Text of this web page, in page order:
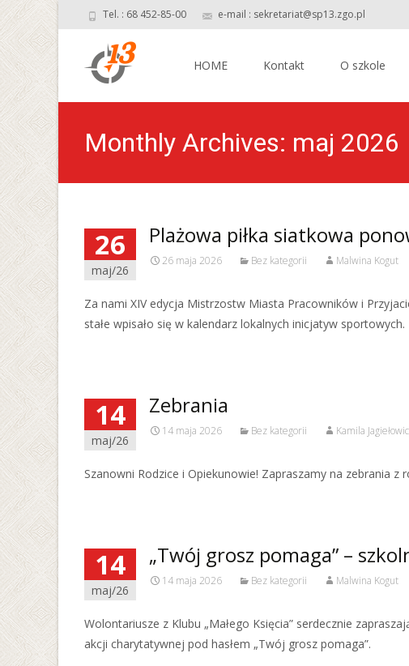
Tel. : 68 452-85-00 e-mail : sekretariat@sp13.zgo.pl
HOME Kontakt O szkole
Monthly Archives: maj 2026
26
maj/26
Plażowa piłka siatkowa
26 maja 2026 Bez kategorii Malwina Kogut
Za nami XIV edycja Mistrzostw Miasta Pracowników i
stałe wpisało się w kalendarz lokalnych inicjatyw sportowych.
14
maj/26
Zebrania
14 maja 2026 Bez kategorii Kamila
Szanowni Rodzice i Opiekunowie! Zapraszamy na zebrania z
14
maj/26
„Twój grosz pomaga” –
14 maja 2026 Bez kategorii Malwina Kogut
Wolontariusze z Klubu „Małego Księcia” serdecznie
akcji charytatywnej pod hasłem „Twój grosz pomaga”.